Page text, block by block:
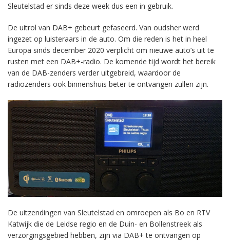
Sleutelstad er sinds deze week dus een in gebruik.
De uitrol van DAB+ gebeurt gefaseerd. Van oudsher werd
ingezet op luisteraars in de auto. Om die reden is het in heel
Europa sinds december 2020 verplicht om nieuwe auto’s uit te
rusten met een DAB+-radio. De komende tijd wordt het bereik
van de DAB-zenders verder uitgebreid, waardoor de
radiozenders ook binnenshuis beter te ontvangen zullen zijn.
De uitzendingen van Sleutelstad en omroepen als Bo en RTV
Katwijk die de Leidse regio en de Duin- en Bollenstreek als
verzorgingsgebied hebben, zijn via DAB+ te ontvangen op